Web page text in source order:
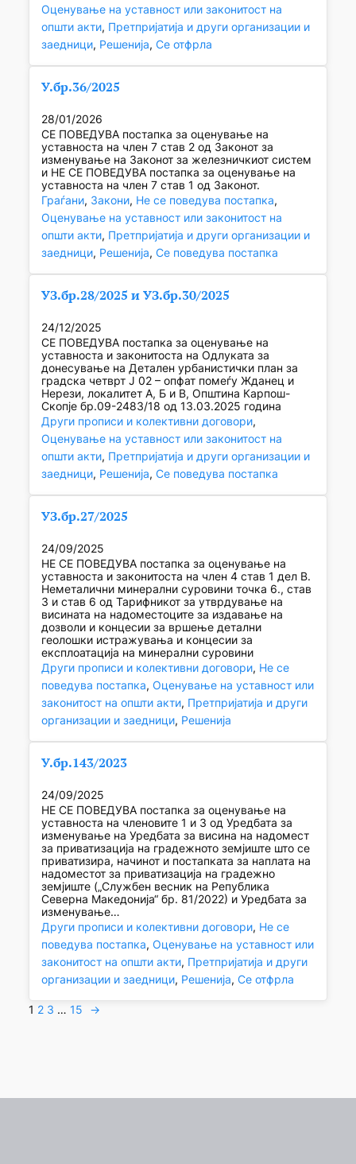
Оценување на уставност или законитост на
општи акти, Претпријатија и други организации и
заедници, Решенија, Се отфрла
У.бр.36/2025
28/01/2026
СЕ ПОВЕДУВА постапка за оценување на
уставноста на член 7 став 2 од Законот за
изменување на Законот за железничкиот систем
и НЕ СЕ ПОВЕДУВА постапка за оценување на
уставноста на член 7 став 1 од Законот.
Граѓани, Закони, Не се поведува постапка
Оценување на уставност или законитост на
општи акти, Претпријатија и други организации и
заедници, Решенија, Се поведува постапка
УЗ.бр.28/2025 и УЗ.бр.30/2025
24/12/2025
СЕ ПОВЕДУВА постапка за оценување на
уставноста и законитоста на Одлуката за
донесување на Детален урбанистички план за
градска четврт Ј 02 – опфат помеѓу Жданец и
Нерези, локалитет А, Б и В, Општина Карпош-
Скопје бр.09-2483/18 од 13.03.2025 година
Други прописи и колективни договори
Оценување на уставност или законитост на
општи акти, Претпријатија и други организации и
заедници, Решенија, Се поведува постапка
УЗ.бр.27/2025
24/09/2025
НЕ СЕ ПОВЕДУВА постапка за оценување на
уставноста и законитоста на член 4 став 1 дел В.
Неметалични минерални суровини точка 6., став
3 и став 6 од Тарифникот за утврдување на
висината на надоместоците за издавање на
дозволи и концесии за вршење детални
геолошки истражувања и концесии за
експлоатација на минерални суровини
Други прописи и колективни договори, Не се
поведува постапка, Оценување на уставност или
законитост на општи акти, Претпријатија и други
организации и заедници, Решенија
У.бр.143/2023
24/09/2025
НЕ СЕ ПОВЕДУВА постапка за оценување на
уставноста на членовите 1 и 3 од Уредбата за
изменување на Уредбата за висина на надомест
за приватизација на градежното земјиште што се
приватизира, начинот и постапката за наплата на
надоместот за приватизација на градежно
земјиште („Службен весник на Република
Северна Македонија“ бр. 81/2022) и Уредбата за
изменување…
Други прописи и колективни договори, Не се
поведува постапка, Оценување на уставност или
законитост на општи акти, Претпријатија и други
организации и заедници, Решенија, Се отфрла
1 2 3 … 15 →